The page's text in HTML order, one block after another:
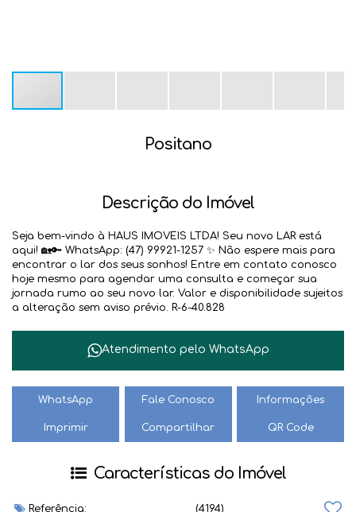
Positano
Descrição do Imóvel
Seja bem-vindo à HAUS IMOVEIS LTDA! Seu novo LAR está
aqui! 🏡🔑 WhatsApp: (47) 99921-1257 ✨ Não espere mais para
encontrar o lar dos seus sonhos! Entre em contato conosco
hoje mesmo para agendar uma consulta e começar sua
jornada rumo ao seu novo lar. Valor e disponibilidade sujeitos
a alteração sem aviso prévio. R-6-40.828
Atendimento pelo WhatsApp
WhatsApp Fale Conosco Informações
Imprimir Compartilhar QR Code
Características do Imóvel
Referência: (4194)